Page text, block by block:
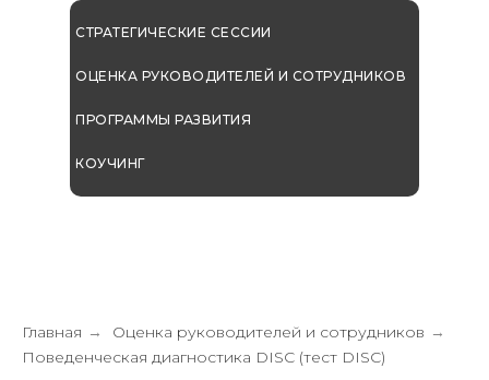
СТРАТЕГИЧЕСКИЕ СЕССИИ
ОЦЕНКА РУКОВОДИТЕЛЕЙ И СОТРУДНИКОВ
ПРОГРАММЫ РАЗВИТИЯ
КОУЧИНГ
Главная → Оценка руководителей и сотрудников →
Поведенческая диагностика DISC (тест DISC)